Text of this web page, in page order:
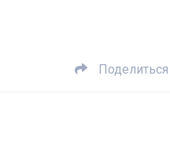
Поделиться